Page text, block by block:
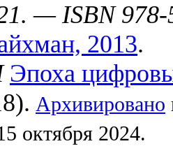
— ISBN 978-
2013.
Эпоха
Архивировано
октября 2024.